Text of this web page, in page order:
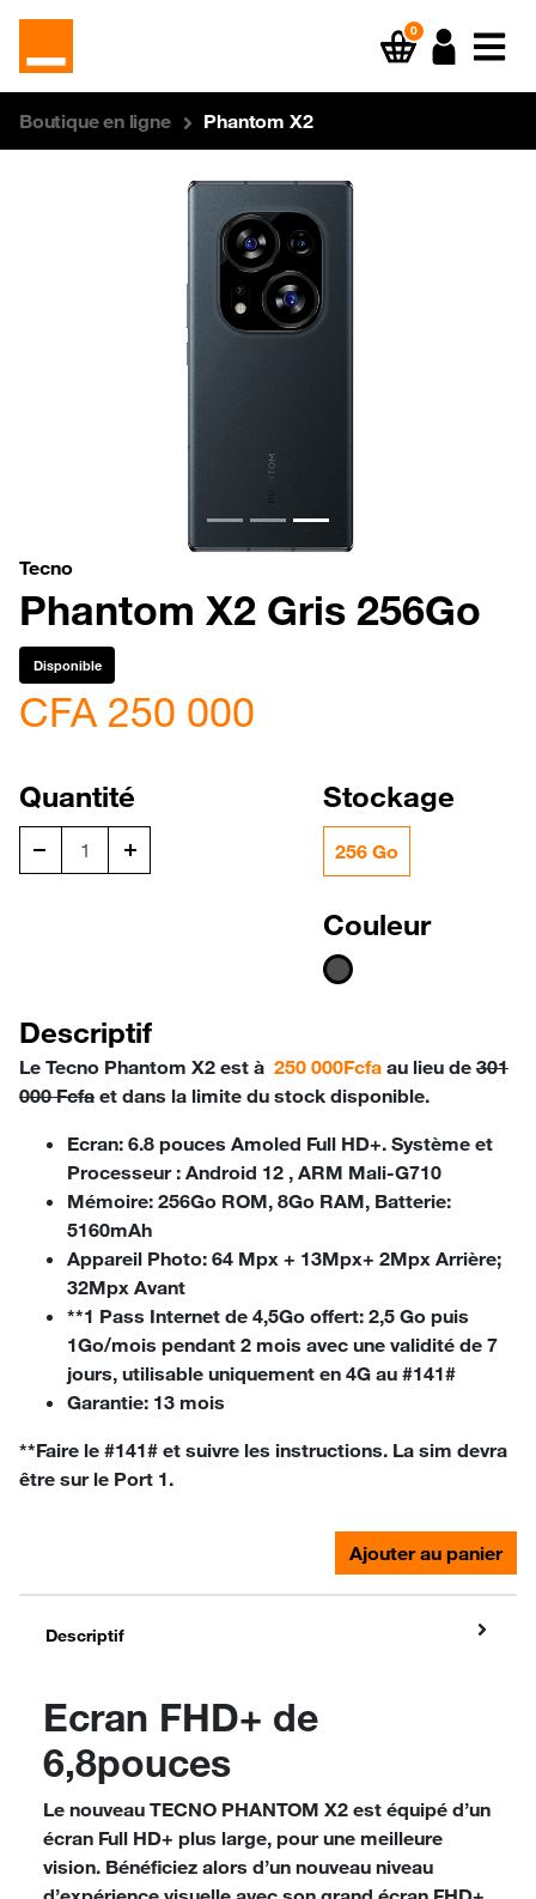
0
Boutique en ligne Phantom X2
Tecno
Phantom X2 Gris 256Go
Disponible
CFA 250 000
Quantité Stockage
256 Go
Couleur
Descriptif
Le Tecno Phantom X2 est à 250 000Fcfa au lieu de 301
000 Fcfa et dans la limite du stock disponible.
Ecran: 6.8 pouces Amoled Full HD+. Système et
Processeur : Android 12 , ARM Mali-G710
Mémoire: 256Go ROM, 8Go RAM, Batterie:
5160mAh
Appareil Photo: 64 Mpx + 13Mpx+ 2Mpx Arrière;
32Mpx Avant
**1 Pass Internet de 4,5Go offert: 2,5 Go puis
1Go/mois pendant 2 mois avec une validité de 7
jours, utilisable uniquement en 4G au #141#
Garantie: 13 mois
**Faire le #141# et suivre les instructions. La sim devra
être sur le Port 1.
Ajouter au panier
Descriptif
Ecran FHD+ de
6,8pouces
Le nouveau TECNO PHANTOM X2 est équipé d’un
écran Full HD+ plus large, pour une meilleure
vision. Bénéficiez alors d’un nouveau niveau